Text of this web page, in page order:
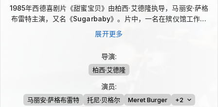
1985年西德喜剧片《甜蜜宝贝》由柏西·艾德隆执导，马丽安·萨格
布雷特主演，又名《Sugarbaby》。片中，一名在殡仪馆工作的
女职员迷上年轻英俊的地铁司机，暗中观察并打听他的生活；得知
对方妻子将离家两周后，她决定主动接近，试图实现与梦中情人的
具实验感，是一部带有另类趣味的爱情喜剧。
展开更多
导演:
柏西·艾德隆
演员:
马丽安·萨格布雷特 托尼·贝格尔 Meret Burger +2